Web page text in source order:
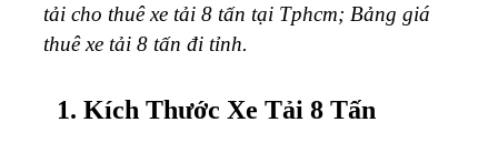
tải cho thuê xe tải 8 tấn tại Tphcm; Bảng giá
thuê xe tải 8 tấn đi tỉnh.
1. Kích Thước Xe Tải 8 Tấn